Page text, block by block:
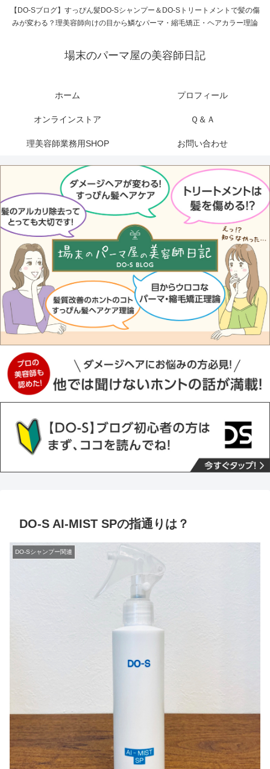
【DO-Sブログ】すっぴん髪DO-Sシャンプー＆DO-Sトリートメントで髪の傷
みが変わる？理美容師向けの目から鱗なパーマ・縮毛矯正・ヘアカラー理論
場末のパーマ屋の美容師日記
ホーム プロフィール
オンラインストア Ｑ＆Ａ
理美容師業務用SHOP お問い合わせ
DO-S AI-MIST SPの指通りは？
DO-Sシャンプー関連